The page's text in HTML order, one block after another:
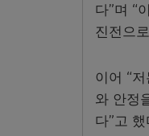
다”며 “
진전으
이어 “
와 안정
다”고 했